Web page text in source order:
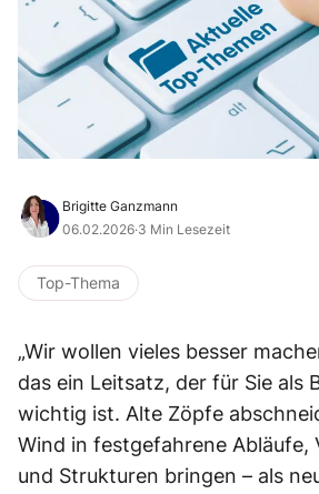
Brigitte Ganzmann
06.02.2026·3 Min Lesezeit
Top-Thema
„Wir wollen vieles besser
das ein Leitsatz, der für Sie als
wichtig ist. Alte Zöpfe
Wind in festgefahrene Abläufe,
und Strukturen bringen – als